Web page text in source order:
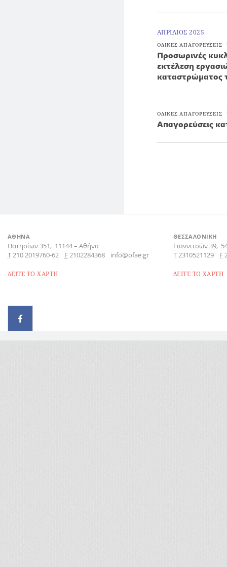
ΑΠΡΙΛΙΟΣ 2025
ΟΔΙΚΕΣ ΑΠΑΓΟΡΕΥΣΕΙΣ
Προσωρινές
εκτέλεση
καταστρώματος
ΟΔΙΚΕΣ ΑΠΑΓΟΡΕΥΣΕΙΣ
Απαγορεύσεις
ΑΘΗΝΑ
Πατησίων 351, 11144– Αθήνα
Τ210 2019760-62 F2102284368 info@ofae.gr
ΔΕΙΤΕ ΤΟ ΧΑΡΤΗ
ΘΕΣΣΑΛΟΝΙΚΗ
Γιαννιτσών 39,
Τ2310521129 F
ΔΕΙΤΕ ΤΟ ΧΑΡΤΗ